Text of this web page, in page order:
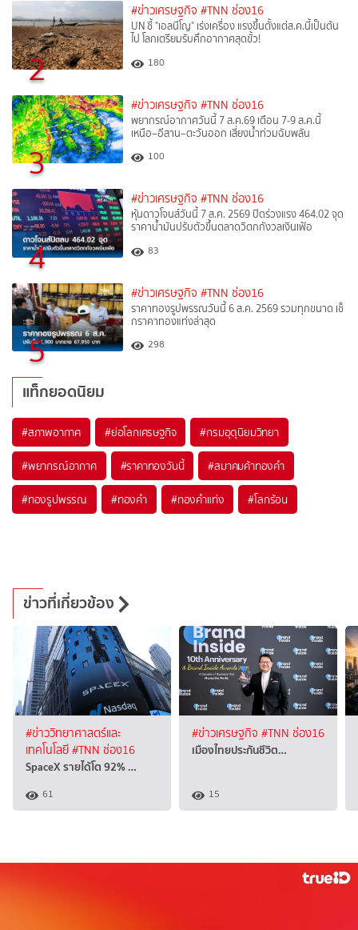
2
#ข่าวเศรษฐกิจ #TNN ช่อง16
UN ชี้ "เอลนีโญ" เร่งเครื่อง แรงขึ้นตั้งแต่ส.ค.นี้เป็นต้น
ไป โลกเตรียมรับศึกอากาศสุดขั้ว!
180
3
#ข่าวเศรษฐกิจ #TNN ช่อง16
พยากรณ์อากาศวันนี้ 7 ส.ค.69 เตือน 7-9 ส.ค.นี้
เหนือ–อีสาน–ตะวันออก เสี่ยงน้ำท่วมฉับพลัน
100
4
#ข่าวเศรษฐกิจ #TNN ช่อง16
หุ้นดาวโจนส์วันนี้ 7 ส.ค. 2569 ปิดร่วงแรง 464.02 จุด
ราคาน้ำมันปรับตัวขึ้นตลาดวิตกกังวลเงินเฟ้อ
83
5
#ข่าวเศรษฐกิจ #TNN ช่อง16
ราคาทองรูปพรรณวันนี้ 6 ส.ค. 2569 รวมทุกขนาด เช็
กราคาทองแท่งล่าสุด
298
แท็กยอดนิยม
#สภาพอากาศ #ย่อโลกเศรษฐกิจ #กรมอุตุนิยมวิทยา
#พยากรณ์อากาศ #ราคาทองวันนี้ #สมาคมค้าทองคำ
#ทองรูปพรรณ #ทองคำ #ทองคำแท่ง #โลกร้อน
ข่าวที่เกี่ยวข้อง
#ข่าววิทยาศาสตร์และ
เทคโนโลยี#TNN ช่อง16
SpaceX รายได้โต 92% …
61
#ข่าวเศรษฐกิจ #TNN ช่อง16
เมืองไทยประกันชีวิต…
15